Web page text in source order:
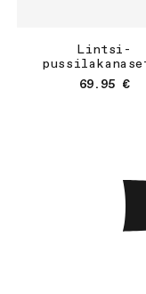
Lintsi-
69.95 €